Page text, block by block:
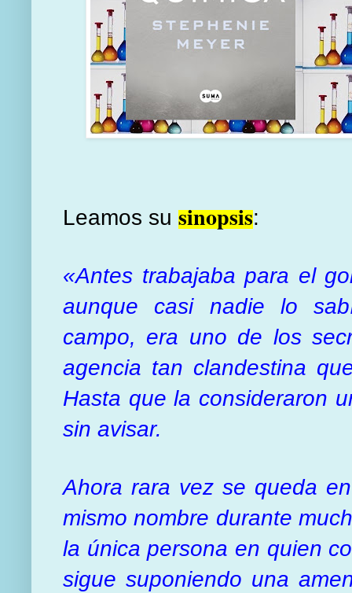
Leamos su sinopsis:
«Antes trabajaba para el
aunque casi nadie lo
campo, era uno de los
agencia tan clandestina
Hasta que la consideraron
sin avisar.
Ahora rara vez se queda
mismo nombre durante
la única persona en quien
sigue suponiendo una